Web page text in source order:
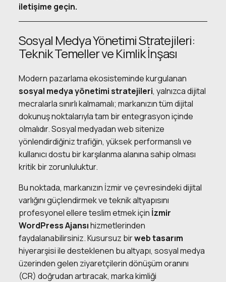
iletişime geçin.
Sosyal Medya Yönetimi Stratejileri:
Teknik Temeller ve Kimlik İnşası
Modern pazarlama ekosisteminde kurgulanan
sosyal medya yönetimi stratejileri, yalnızca dijital
mecralarla sınırlı kalmamalı; markanızın tüm dijital
dokunuş noktalarıyla tam bir entegrasyon içinde
olmalıdır. Sosyal medyadan web sitenize
yönlendirdiğiniz trafiğin, yüksek performanslı ve
kullanıcı dostu bir karşılanma alanına sahip olması
kritik bir zorunluluktur.
Bu noktada, markanızın İzmir ve çevresindeki dijital
varlığını güçlendirmek ve teknik altyapısını
profesyonel ellere teslim etmek için İzmir
WordPress Ajansıhizmetlerinden
faydalanabilirsiniz. Kusursuz birweb tasarım
hiyerarşisi ile desteklenen bu altyapı, sosyal medya
üzerinden gelen ziyaretçilerin dönüşüm oranını
(CR) doğrudan artıracak, marka kimliği